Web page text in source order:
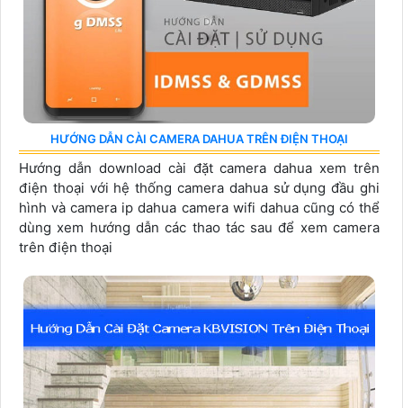
HƯỚNG DẪN CÀI CAMERA DAHUA TRÊN ĐIỆN THOẠI
Hướng dẫn download cài đặt camera dahua xem trên
điện thoại với hệ thống camera dahua sử dụng đầu ghi
hình và camera ip dahua camera wifi dahua cũng có thể
dùng xem hướng dẫn các thao tác sau để xem camera
trên điện thoại